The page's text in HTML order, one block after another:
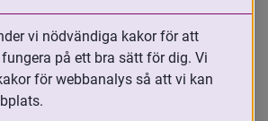
är adopterad,
eller arbetar med
vi nödvändiga kakor för att
på ett bra sätt för dig. Vi
för webbanalys så att vi kan